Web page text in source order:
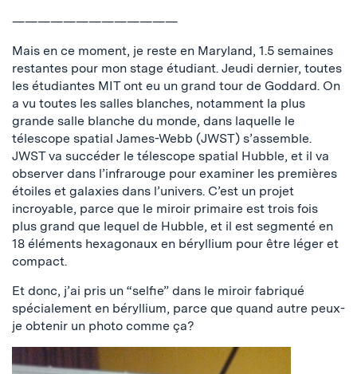
—————————————
Mais en ce moment, je reste en Maryland, 1.5 semaines
restantes pour mon stage étudiant. Jeudi dernier, toutes
les étudiantes MIT ont eu un grand tour de Goddard. On
a vu toutes les salles blanches, notamment la plus
grande salle blanche du monde, dans laquelle le
télescope spatial James-Webb (JWST) s’assemble.
JWST va succéder le télescope spatial Hubble, et il va
observer dans l’infrarouge pour examiner les premières
étoiles et galaxies dans l’univers. C’est un projet
incroyable, parce que le miroir primaire est trois fois
plus grand que lequel de Hubble, et il est segmenté en
18 éléments hexagonaux en béryllium pour être léger et
compact.
Et donc, j’ai pris un “selfie” dans le miroir fabriqué
spécialement en béryllium, parce que quand autre peux-
je obtenir un photo comme ça?